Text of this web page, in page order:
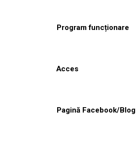
Program funcționare
Acces
Pagină Facebook/Blog